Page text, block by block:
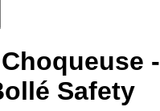
-
Safety